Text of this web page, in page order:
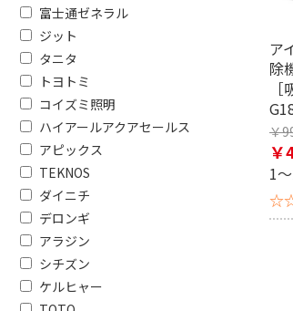
ア
除
￥
1
富士通ゼネラル
ジット
タニタ
トヨトミ
コイズミ照明
ハイアールアクアセールス
アピックス
TEKNOS
ダイニチ
デロンギ
アラジン
シチズン
ケルヒャー
タッチオープン
温水洗浄機能
省エネ性能で
省エネ★☆☆☆☆
対応畳数（